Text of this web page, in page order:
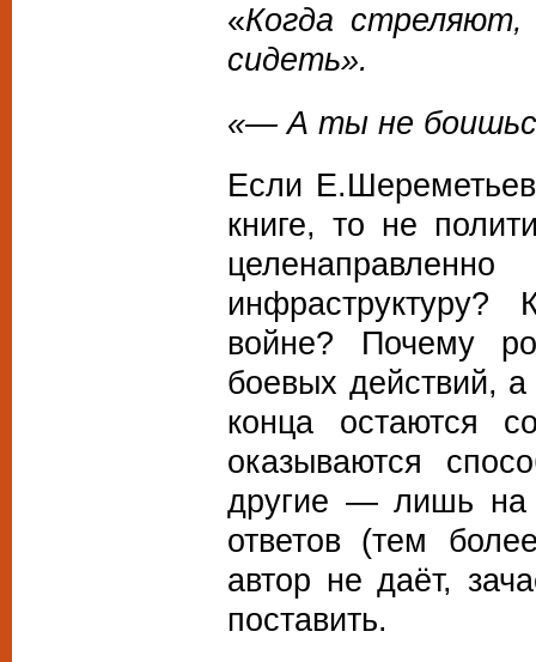
«Когда
сидеть».
«— А ты не
Если
книге, то не
войне? Почему
боевых действий,
конца остаются
оказываются
другие — лишь на
ответов (тем
автор не даёт,
поставить.